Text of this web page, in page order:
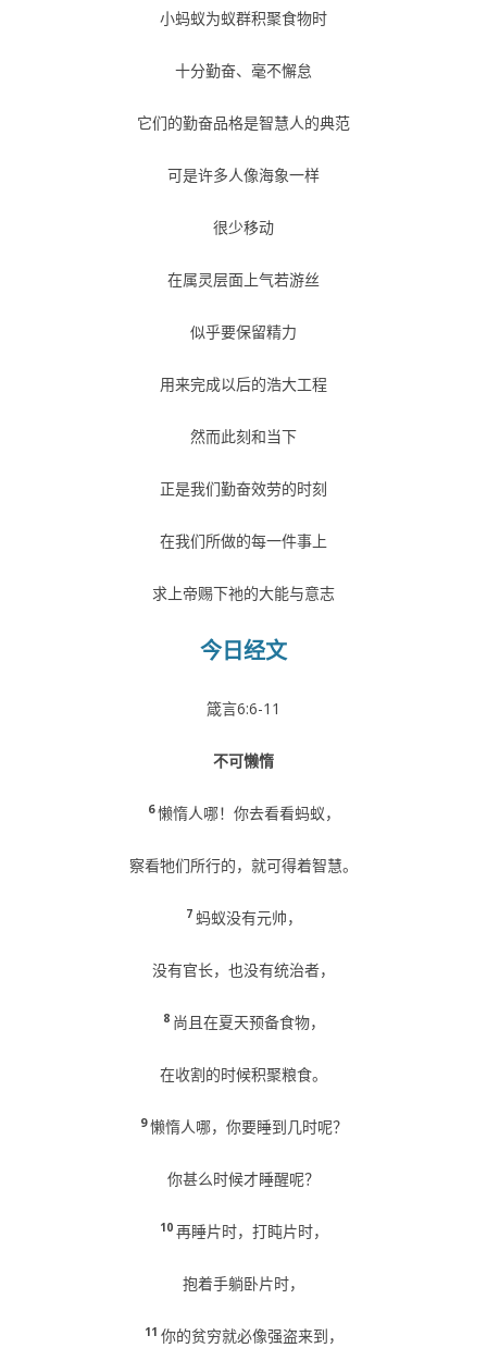
小蚂蚁为蚁群积聚食物时
十分勤奋、毫不懈怠
它们的勤奋品格是智慧人的典范
可是许多人像海象一样
很少移动
在属灵层面上气若游丝
似乎要保留精力
用来完成以后的浩大工程
然而此刻和当下
正是我们勤奋效劳的时刻
在我们所做的每一件事上
求上帝赐下祂的大能与意志
今日经文
箴言6:6-11
不可懒惰
6懒惰人哪！你去看看蚂蚁，
察看牠们所行的，就可得着智慧。
7 蚂蚁没有元帅，
没有官长，也没有统治者，
8 尚且在夏天预备食物，
在收割的时候积聚粮食。
9懒惰人哪，你要睡到几时呢？
你甚么时候才睡醒呢？
10 再睡片时，打盹片时，
抱着手躺卧片时，
11 你的贫穷就必像强盗来到，